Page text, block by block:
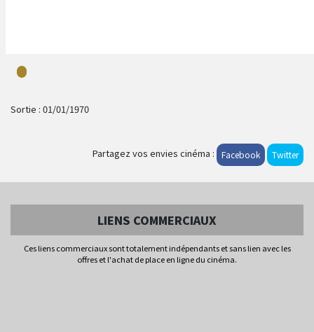
Sortie : 01/01/1970
Partagez vos envies cinéma : Facebook Twitter
LIENS COMMERCIAUX
Ces liens commerciaux sont totalement indépendants et sans lien avec les
offres et l'achat de place en ligne du cinéma.